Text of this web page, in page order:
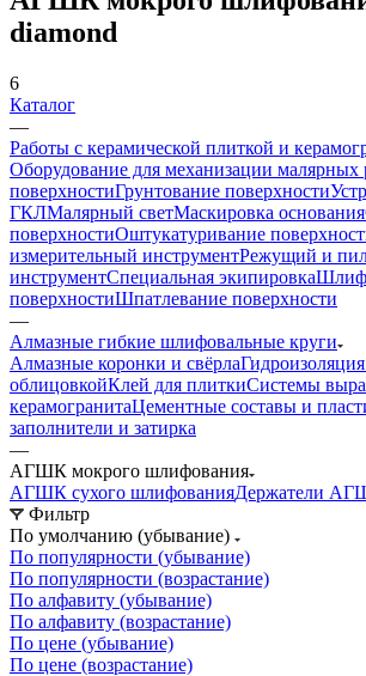
diamond
6
Каталог
—
Работы с керамической плиткой и
Оборудование для механизации малярных
поверхностиГрунтование поверхности
ГКЛМалярный светМаскировка основания
поверхностиОштукатуривание
измерительный инструментРежущий и
инструментСпециальная экипировка
поверхностиШпатлевание поверхности
—
Алмазные гибкие шлифовальные круги
Алмазные коронки и свёрла
облицовкойКлей для плиткиСистемы
керамогранитаЦементные составы и
заполнители и затирка
—
АГШК мокрого шлифования
АГШК сухого шлифованияДержатели
Фильтр
По умолчанию (убывание)
По популярности (убывание)
По популярности (возрастание)
По алфавиту (убывание)
По алфавиту (возрастание)
По цене (убывание)
По цене (возрастание)